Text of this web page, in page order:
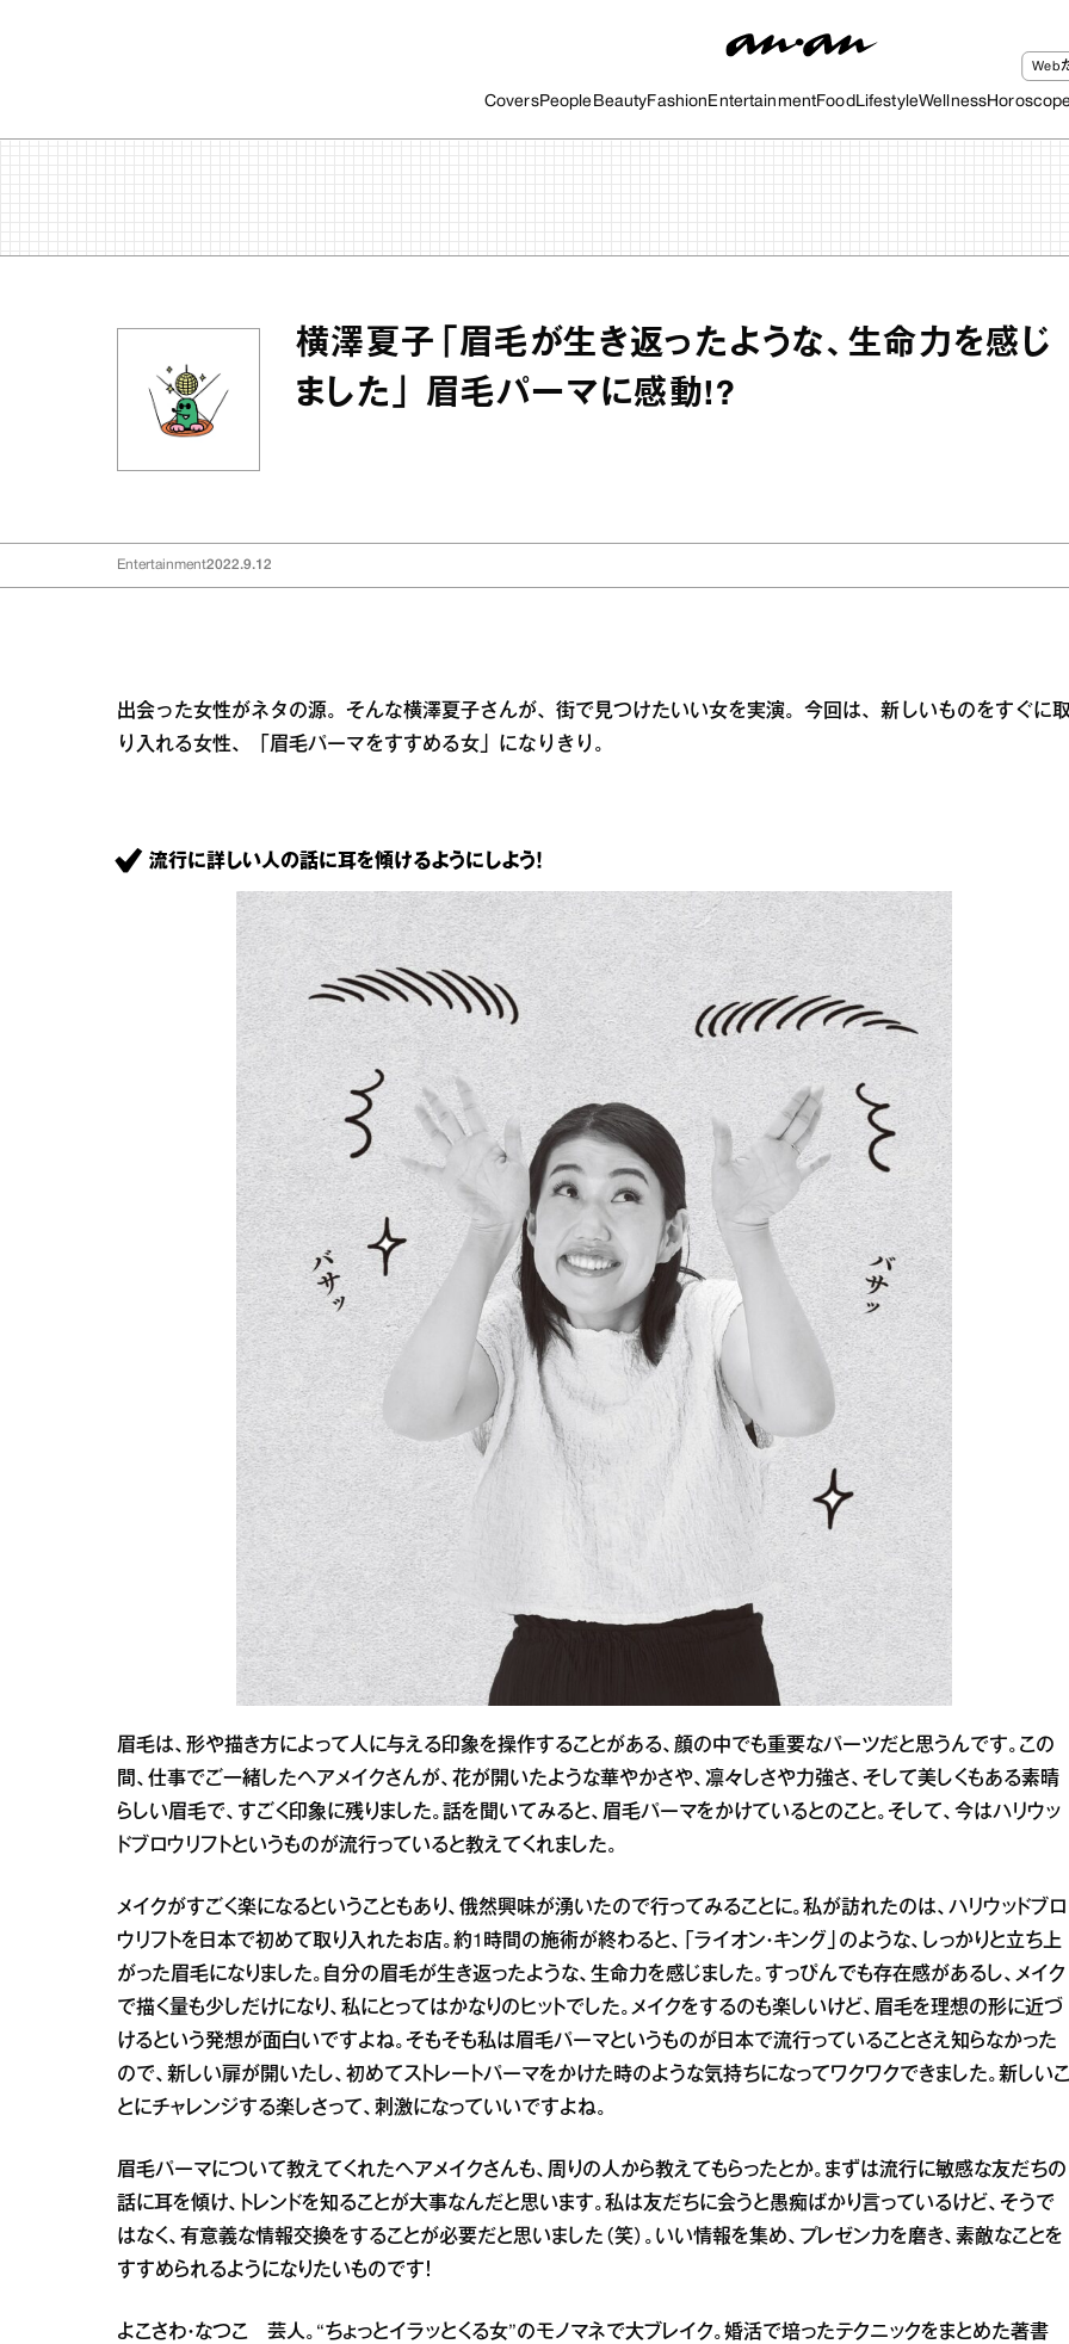
CoversPeople BeautyFashion EntertainmentFood LifestyleWellness
Web
横澤夏子「眉毛が生き返ったような、生命力を感じ
ました」 眉毛パーマに感動!?
Entertainment2022.9.12
出会った女性がネタの源。そんな横澤夏子さんが、街で見つけたいい女を実演。今回は、新しいものをすぐに
り入れる女性、「眉毛パーマをすすめる女」になりきり。
流行に詳しい人の話に耳を傾けるようにしよう！
眉毛は、形や描き方によって人に与える印象を操作することがある、顔の中でも重要なパーツだと思うんです。この
間、仕事でご一緒したヘアメイクさんが、花が開いたような華やかさや、凛々しさや力強さ、そして美しくもある素晴
らしい眉毛で、すごく印象に残りました。話を聞いてみると、眉毛パーマをかけているとのこと。そして、今はハリウッ
ドブロウリフトというものが流行っていると教えてくれました。
メイクがすごく楽になるということもあり、俄然興味が湧いたので行ってみることに。私が訪れたのは、ハリウッドブロ
ウリフトを日本で初めて取り入れたお店。約1時間の施術が終わると、「ライオン・キング」のような、しっかりと立ち上
がった眉毛になりました。自分の眉毛が生き返ったような、生命力を感じました。すっぴんでも存在感があるし、メイク
で描く量も少しだけになり、私にとってはかなりのヒットでした。メイクをするのも楽しいけど、眉毛を理想の形に近づ
けるという発想が面白いですよね。そもそも私は眉毛パーマというものが日本で流行っていることさえ知らなかった
ので、新しい扉が開いたし、初めてストレートパーマをかけた時のような気持ちになってワクワクできました。新しいこ
とにチャレンジする楽しさって、刺激になっていいですよね。
眉毛パーマについて教えてくれたヘアメイクさんも、周りの人から教えてもらったとか。まずは流行に敏感な友だちの
話に耳を傾け、トレンドを知ることが大事なんだと思います。私は友だちに会うと愚痴ばかり言っているけど、そうで
はなく、有意義な情報交換をすることが必要だと思いました（笑）。いい情報を集め、プレゼン力を磨き、素敵なことを
すすめられるようになりたいものです！
よこさわ・なつこ 芸人。“ちょっとイラッとくる女”のモノマネで大ブレイク。婚活で培ったテクニックをまとめた著書